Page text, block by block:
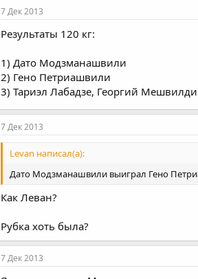
7 Дек 2013
Результаты 120 кг:
1) Дато Модзманашвили
2) Гено Петриашвили
3) Тариэл Лабадзе, Георгий
7 Дек 2013
Levan написал(а):
Дато Модзманашвили выиграл Гено
Как Леван?
Рубка хоть была?
7 Дек 2013